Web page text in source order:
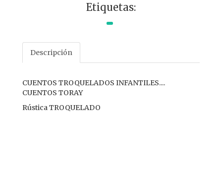
Etiquetas:
Descripción
CUENTOS TROQUELADOS INFANTILES....
CUENTOS TORAY
Rústica TROQUELADO